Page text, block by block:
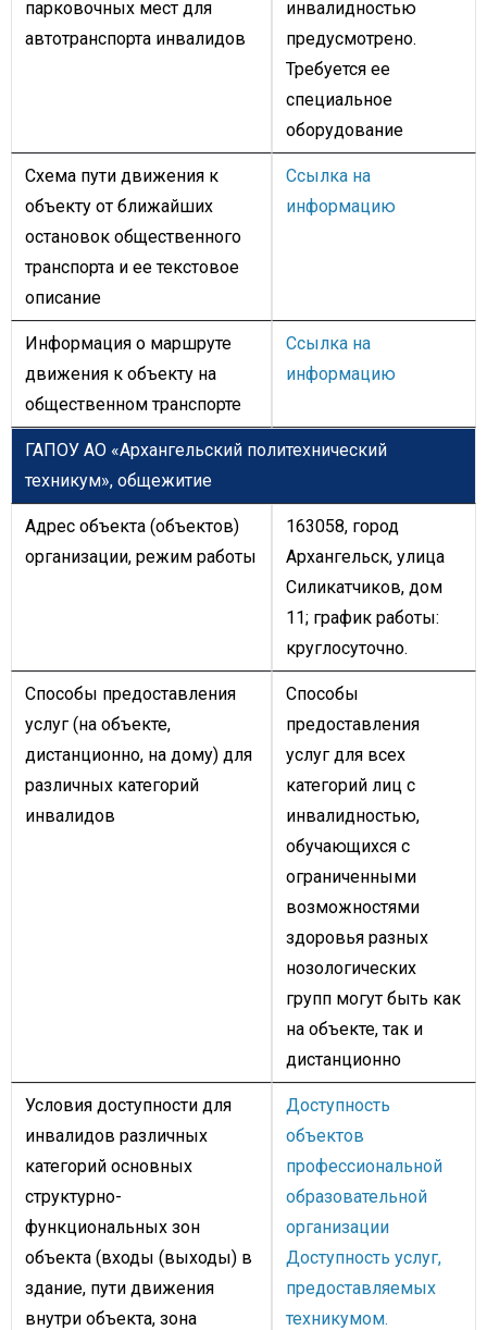
парковочных мест для
автотранспорта инвалидов
инвалидностью
предусмотрено.
Требуется ее
специальное
оборудование
Схема пути движения к
объекту от ближайших
остановок общественного
транспорта и ее текстовое
описание
Ссылка на
информацию
Информация о маршруте
движения к объекту на
общественном транспорте
Ссылка на
информацию
ГАПОУ АО «Архангельский политехнический
техникум», общежитие
Адрес объекта (объектов)
организации, режим работы
163058, город
Архангельск, улица
Силикатчиков, дом
11; график работы:
круглосуточно.
Способы предоставления
услуг (на объекте,
дистанционно, на дому) для
различных категорий
инвалидов
Способы
предоставления
услуг для всех
категорий лиц с
инвалидностью,
обучающихся с
ограниченными
возможностями
здоровья разных
нозологических
групп могут быть как
на объекте, так и
дистанционно
Условия доступности для
инвалидов различных
категорий основных
структурно-
функциональных зон
объекта (входы (выходы) в
здание, пути движения
внутри объекта, зона
Доступность
объектов
профессиональной
образовательной
организации
Доступность услуг,
предоставляемых
техникумом.